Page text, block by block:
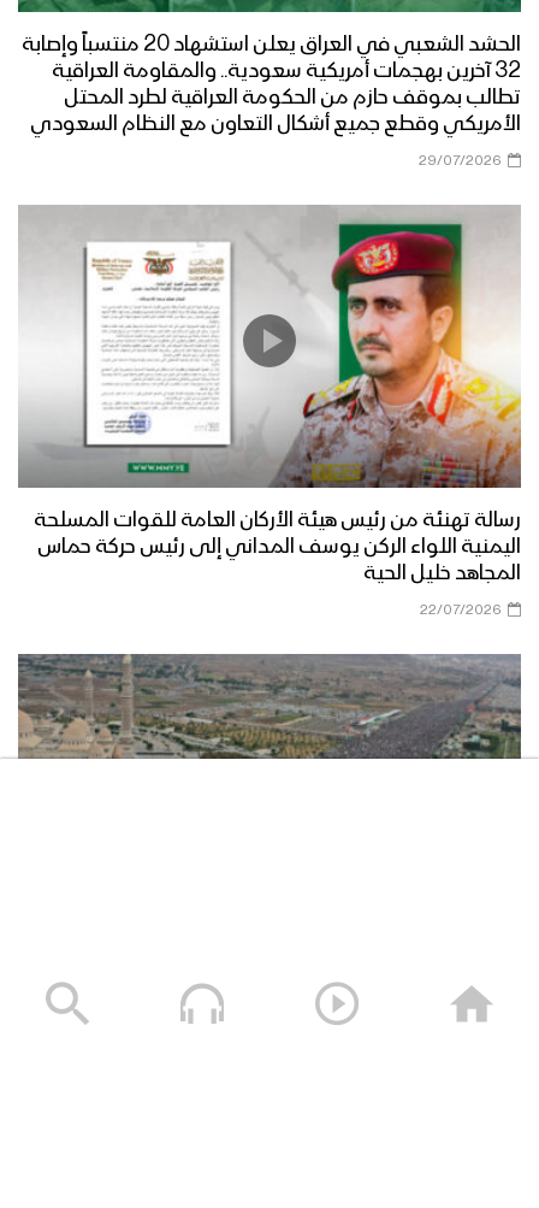
للمقاومة الفلسطينية
مأرب – زيارة عيدية لعدد من قيادات الدعم
والإسناد ووكلاء مؤسسة المياه بأمانة
العاصمة إلى المرابطين في جبهة حريب
مأرب – زيارة عيدية إلى المجاهدين
المرابطين في جبهة العبدية
مأرب – أجواء عيد الفطر المبارك في جبهة
الأقشع
مأرب – أجواء عيد الفطر المبارك في جبهة
الجدفر
عسير – زيارة عيدية لأبناء ووجهاء منطقة
الصحن وقحزة وآل الصيفي وضحيان
عسير – زيارات وقافلة عيدية من مكتب
الرئاسة وهيئة الاوقاف ووزارة التربية
والتعليم الى المرابطين في جبهتي باقم
وابواب الحديد
الحشد الشعبي في العراق يعلن استشهاد 20 منتسباً وإصابة
32 آخرين بهجمات أمريكية سعودية.. والمقاومة العراقية
تطالب بموقف حازم من الحكومة العراقية لطرد المحتل
الأمريكي وقطع جميع أشكال التعاون مع النظام السعودي
29/07/2026
رسالة تهنئة من رئيس هيئة الأركان العامة للقوات المسلحة
اليمنية اللواء الركن يوسف المداني إلى رئيس حركة حماس
المجاهد خليل الحية
22/07/2026
العاصمة صنعاء ومختلف المحافظات – 3 صفر 1448هـ | 17
يوليو 2026م